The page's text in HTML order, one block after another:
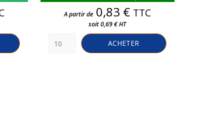
Prix
A partir de 0,83 € TTC
soit 0,69 € HT
ACHETER